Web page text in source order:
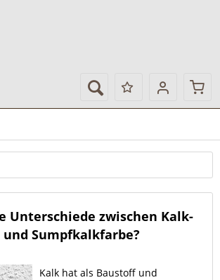
Unterschiede zwischen Kalk-
Sumpfkalkfarbe?
Kalk hat als Baustoff und